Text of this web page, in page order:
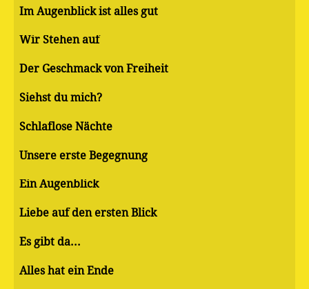
Im Augenblick ist alles gut
Wir Stehen auf
Der Geschmack von Freiheit
Siehst du mich?
Schlaflose Nächte
Unsere erste Begegnung
Ein Augenblick
Liebe auf den ersten Blick
Es gibt da...
Alles hat ein Ende